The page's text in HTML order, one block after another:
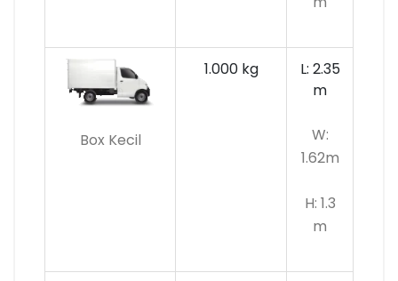
Box Kecil
1.000 kg
L: 2.35
m
W:
1.62m
H: 1.3
m